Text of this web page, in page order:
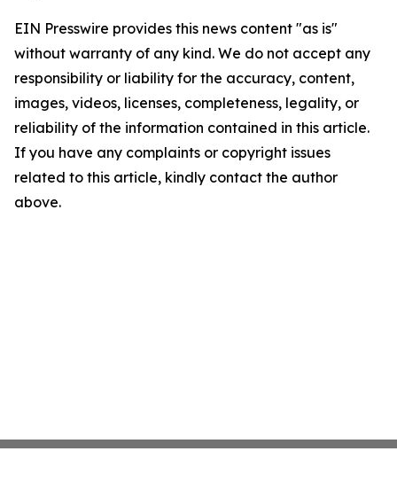
EIN Presswire provides this news content "as is"
without warranty of any kind. We do not accept any
responsibility or liability for the accuracy, content,
images, videos, licenses, completeness, legality, or
reliability of the information contained in this article.
If you have any complaints or copyright issues
related to this article, kindly contact the author
above.